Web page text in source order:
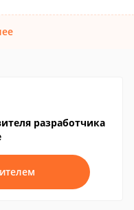
разработчика